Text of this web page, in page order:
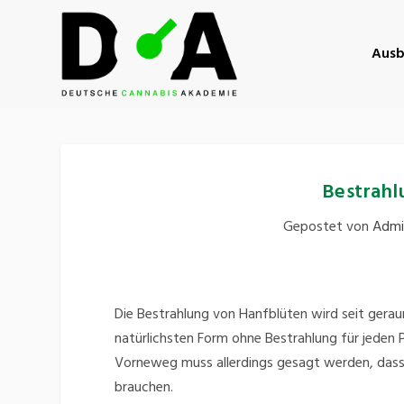
Gepostet von
Die Bestrahlung von Hanfblüten wird seit
natürlichsten Form ohne Bestrahlung für
Vorneweg muss allerdings gesagt werden,
brauchen.